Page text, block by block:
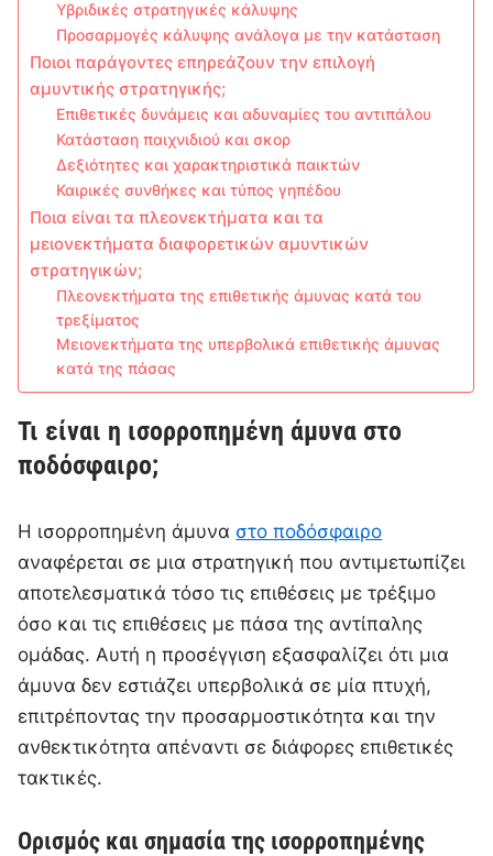
Υβριδικές στρατηγικές κάλυψης
Προσαρμογές κάλυψης ανάλογα με την κατάσταση
Ποιοι παράγοντες επηρεάζουν την επιλογή
αμυντικής στρατηγικής;
Επιθετικές δυνάμεις και αδυναμίες του αντιπάλου
Κατάσταση παιχνιδιού και σκορ
Δεξιότητες και χαρακτηριστικά παικτών
Καιρικές συνθήκες και τύπος γηπέδου
Ποια είναι τα πλεονεκτήματα και τα
μειονεκτήματα διαφορετικών αμυντικών
στρατηγικών;
Πλεονεκτήματα της επιθετικής άμυνας κατά του
τρεξίματος
Μειονεκτήματα της υπερβολικά επιθετικής άμυνας
κατά της πάσας
Τι είναι η ισορροπημένη άμυνα στο
ποδόσφαιρο;
Η ισορροπημένη άμυνα στο ποδόσφαιρο
αναφέρεται σε μια στρατηγική που αντιμετωπίζει
αποτελεσματικά τόσο τις επιθέσεις με τρέξιμο
όσο και τις επιθέσεις με πάσα της αντίπαλης
ομάδας. Αυτή η προσέγγιση εξασφαλίζει ότι μια
άμυνα δεν εστιάζει υπερβολικά σε μία πτυχή,
επιτρέποντας την προσαρμοστικότητα και την
ανθεκτικότητα απέναντι σε διάφορες επιθετικές
τακτικές.
Ορισμός και σημασία της ισορροπημένης